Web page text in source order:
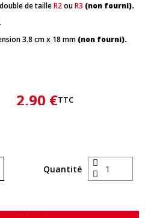
de tailleR2ouR3 (non fourni).
3.8 cm x 18 mm (non fourni).
2,90 €TTC
Quantité